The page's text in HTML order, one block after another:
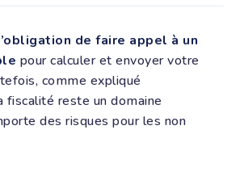
de faire appel à un
pour calculer et envoyer votre
comme expliqué
fiscalité reste un domaine
des risques pour les non